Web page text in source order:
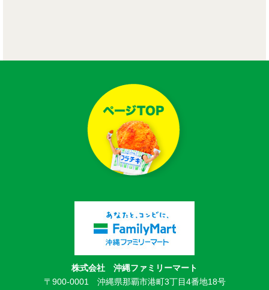
株式会社 沖縄ファミリーマート
〒900-0001 沖縄県那覇市港町3丁目4番地18号